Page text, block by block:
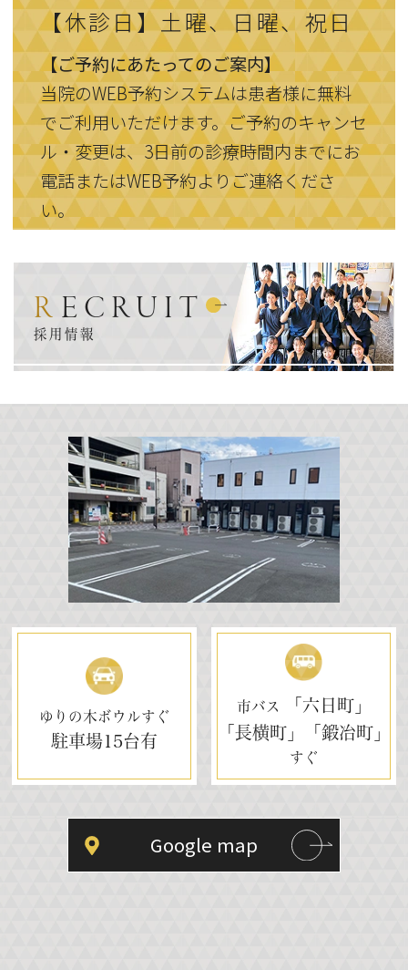
【休診日】土曜、日曜、祝日
【ご予約にあたってのご案内】
当院のWEB予約システムは患者様に無料
でご利用いただけます。ご予約のキャンセ
ル・変更は、3日前の診療時間内までにお
電話またはWEB予約よりご連絡くださ
い。
RECRUIT
採用情報
Google map
ゆりの木ボウルすぐ
駐車場15台有
市バス
「六日町」
「長横町」「鍛冶町」
すぐ